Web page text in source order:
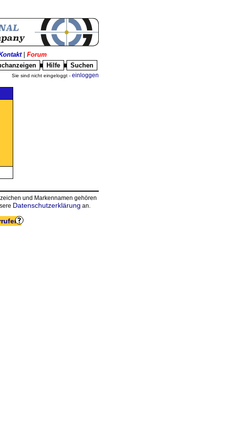
| Forum
Hilfe Suchen
Sie sind nicht eingeloggt - einloggen
und Markennamen gehören
Datenschutzerklärung an.